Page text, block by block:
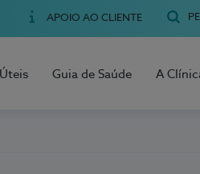
APOIO AO CLIENTE
Guia de Saúde A